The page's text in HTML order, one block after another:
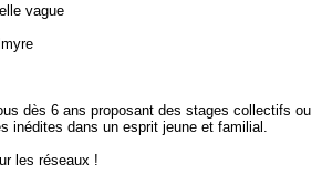
vague
dès 6 ans proposant des stages collectifs ou
inédites dans un esprit jeune et familial.
les réseaux !